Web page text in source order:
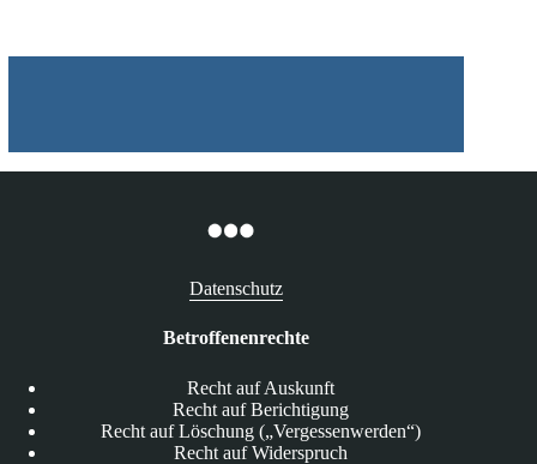
Datenschutz
Betroffenenrechte
Recht auf Auskunft
Recht auf Berichtigung
Recht auf Löschung („Vergessenwerden“)
Recht auf Widerspruch